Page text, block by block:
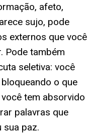
afeto,
sujo, pode
externos que você
Pode também
seletiva: você
o que
tem absorvido
palavras que
sua paz.